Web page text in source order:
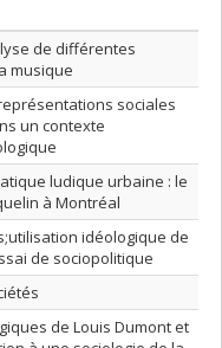
décroissant
de différentes
musique
sociales
un contexte
ludique urbaine : le
à Montréal
idéologique de
de sociopolitique
de Louis Dumont et